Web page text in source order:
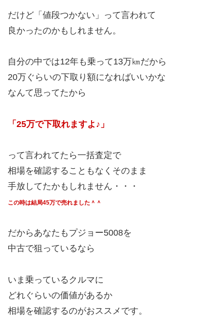
だけど「値段つかない」って言われて
良かったのかもしれません。
自分の中では12年も乗って13万㎞だから
20万ぐらいの下取り額になればいいかな
なんて思ってたから
「25万で下取れますよ♪」
って言われてたら一括査定で
相場を確認することもなくそのまま
手放してたかもしれません・・・
この時は結局45万で売れました＾＾
だからあなたもプジョー5008を
中古で狙っているなら
いま乗っているクルマに
どれぐらいの価値があるか
相場を確認するのがおススメです。